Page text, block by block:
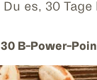
es, 30
B-Power-